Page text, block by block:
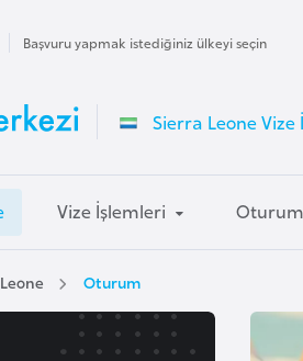
Başvuru yapmak istediğiniz ülkeyi seçin
Sierra Leone Vize
Vize İşlemleri Oturum
Oturum